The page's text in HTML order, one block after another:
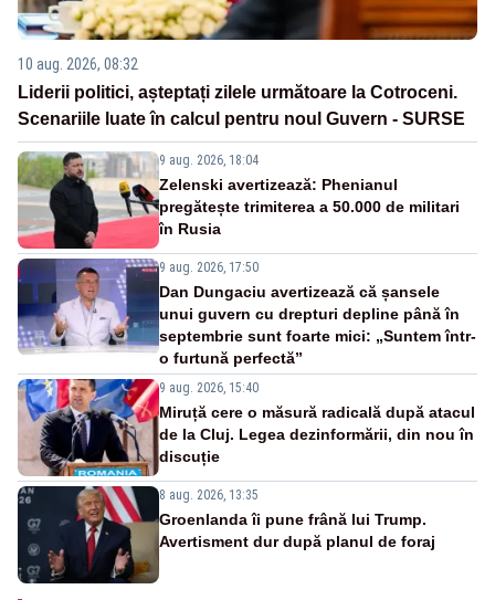
10 aug. 2026, 08:32
Liderii politici, așteptați zilele următoare la Cotroceni.
Scenariile luate în calcul pentru noul Guvern - SURSE
9 aug. 2026, 18:04
Zelenski avertizează: Phenianul
pregătește trimiterea a 50.000 de militari
în Rusia
9 aug. 2026, 17:50
Dan Dungaciu avertizează că șansele
unui guvern cu drepturi depline până în
septembrie sunt foarte mici: „Suntem într-
o furtună perfectă”
9 aug. 2026, 15:40
Miruță cere o măsură radicală după atacul
de la Cluj. Legea dezinformării, din nou în
discuție
8 aug. 2026, 13:35
Groenlanda îi pune frână lui Trump.
Avertisment dur după planul de foraj